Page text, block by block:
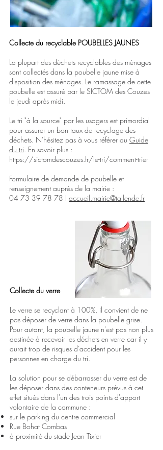
Collecte du recyclable POUBELLES JAUNES
La plupart des déchets recyclables des ménages
sont collectés dans la poubelle jaune mise à
disposition des ménages. Le ramassage de cette
poubelle est assuré par le SICTOM des Couzes
le jeudi après midi.
Le tri "à la source" par les usagers est primordial
pour assurer un bon taux de recyclage des
déchets. N'hésitez pas à vous référer au Guide
du tri. En savoir plus :
https://sictomdescouzes.fr/le-tri/comment-trier
Formulaire de demande de poubelle et
renseignement auprès de la mairie :
04 73 39 78 78 I accueil.mairie@tallende.fr
Collecte du verre
Le verre se recyclant à 100%, il convient de ne
pas déposer de verre dans la poubelle grise.
Pour autant, la poubelle jaune n'est pas non plus
destinée à recevoir les déchets en verre car il y
aurait trop de risques d'accident pour les
personnes en charge du tri.
La solution pour se débarrasser du verre est de
les déposer dans des conteneurs prévus à cet
effet situés dans l'un des trois points d'apport
volontaire de la commune :
sur le parking du centre commercial
Rue Bohat Combas
à proximité du stade Jean Tixier